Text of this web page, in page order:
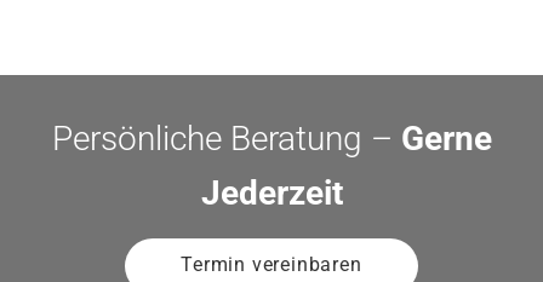
Persönliche Beratung – Gerne
Jederzeit
Termin vereinbaren